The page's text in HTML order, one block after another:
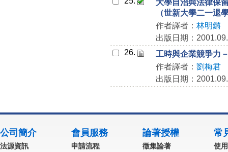
大學自治與法律保
（世新大學二一退
作者譯者： 林明鏘
出版日期：
26.
工時與企業競爭力
作者譯者： 劉梅君
出版日期：
公司簡介
法源資訊
會員服務
申請流程
論著授權
徵集論著
常
使